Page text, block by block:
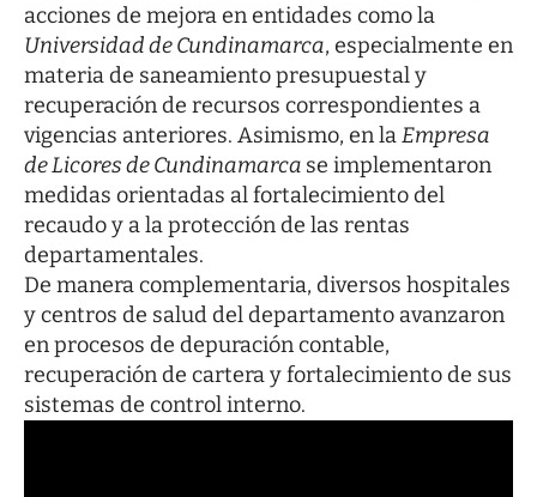
acciones de mejora en entidades como la
Universidad de Cundinamarca, especialmente en
materia de saneamiento presupuestal y
recuperación de recursos correspondientes a
vigencias anteriores. Asimismo, en laEmpresa
de Licores de Cundinamarca se implementaron
medidas orientadas al fortalecimiento del
recaudo y a la protección de las rentas
departamentales.
De manera complementaria, diversos hospitales
y centros de salud del departamento avanzaron
en procesos de depuración contable,
recuperación de cartera y fortalecimiento de sus
sistemas de control interno.